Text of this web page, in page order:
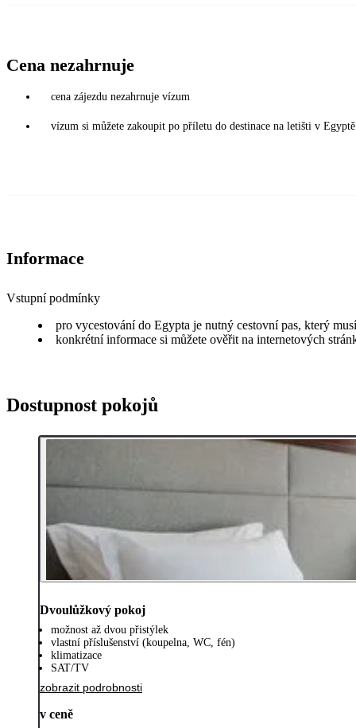
Cena nezahrnuje
cena zájezdu nezahrnuje vízum
vízum si můžete zakoupit po příletu do destinace na letišti v
Informace
Vstupní podmínky
pro vycestování do Egypta je nutný cestovní pas, který
konkrétní informace si můžete ověřit na internetových
Dostupnost pokojů
Dvoulůžkový pokoj
možnost až dvou přistýlek
vlastní příslušenství (koupelna, WC, fén)
klimatizace
SAT/TV
zobrazit podrobnosti
v ceně